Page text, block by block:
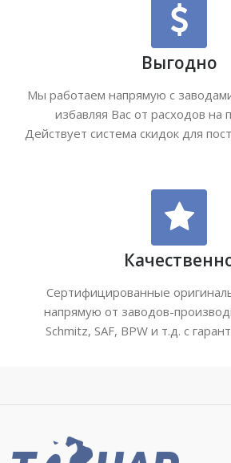
Выгодно
Мы работаем напрямую с
избавляя Вас от расходов на
Действует система скидок для
Сертифицированные
напрямую от заводов-
Schmitz, SAF, BPW и т.д. с